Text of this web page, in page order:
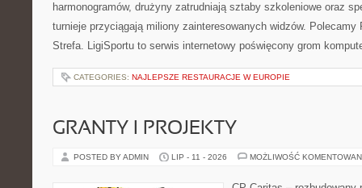
harmonogramów, drużyny zatrudniają sztaby szkoleniowe oraz
turnieje przyciągają miliony zainteresowanych widzów.
Strefa. LigiSportu to serwis internetowy poświęcony grom
CATEGORIES: NAJLEPSZE RESTAURACJE W EUROPIE
GRANTY I PROJEKTY
POSTED BY ADMIN LIP - 11 - 2026 MOŻLIWOŚĆ